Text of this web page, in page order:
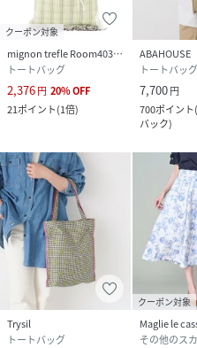
クーポン対象
mignon trefle Room403 selected
トートバッグ
2,376円 20%OFF
21ポイント(1倍)
ABAHOUSE
トートバッグ
7,700円
700ポイント(
バック)
Trysil
トートバッグ
クーポン対象
Maglie le
その他のス